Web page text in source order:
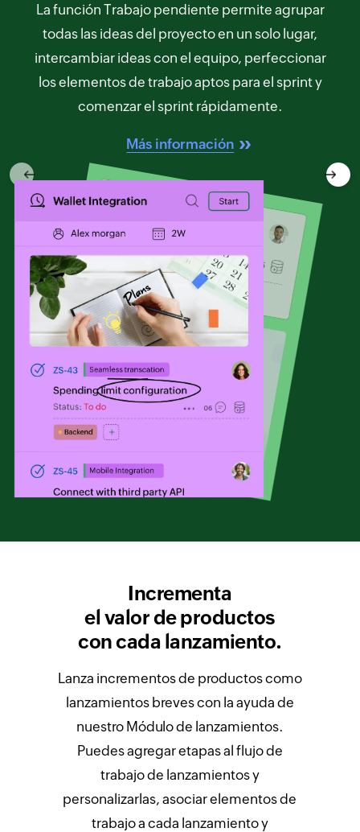
Previous
La función Trabajo pendiente permite agrupar
todas las ideas del proyecto en un solo lugar,
intercambiar ideas con el equipo, perfeccionar
los elementos de trabajo aptos para el sprint y
comenzar el sprint rápidamente.
Más información
Next
Incrementa
el valor de productos
con cada lanzamiento.
Lanza incrementos de productos como
lanzamientos breves con la ayuda de
nuestro Módulo de lanzamientos.
Puedes agregar etapas al flujo de
trabajo de lanzamientos y
personalizarlas, asociar elementos de
trabajo a cada lanzamiento y